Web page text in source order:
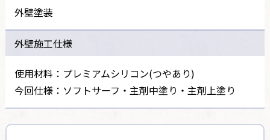
外壁塗装
外壁施工仕様
使用材料：プレミアムシリコン(つやあり)
今回仕様：ソフトサーフ・主剤中塗り・主剤上塗り